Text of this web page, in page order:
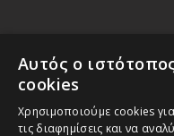
Βόρεια Προάστια
Νέο Ηράκλειο -
Ζαλοκώστα 18 &
Αυτός ο
cookies
Χρησιμοποιούμε cookies
τις διαφημίσεις και να